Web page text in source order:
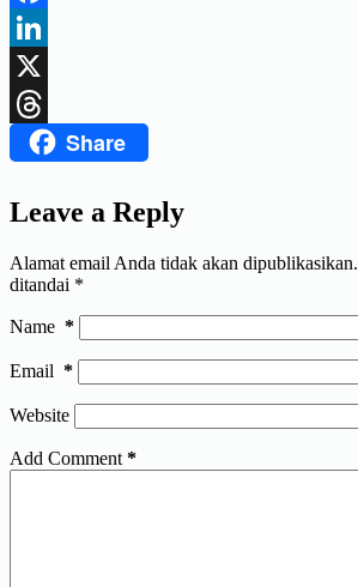
Facebook
LinkedIn
X
ThreadsShare
Leave a Reply
Alamat email Anda tidak akan dipublikasikan.
ditandai *
Name *
Email *
Website
Add Comment *